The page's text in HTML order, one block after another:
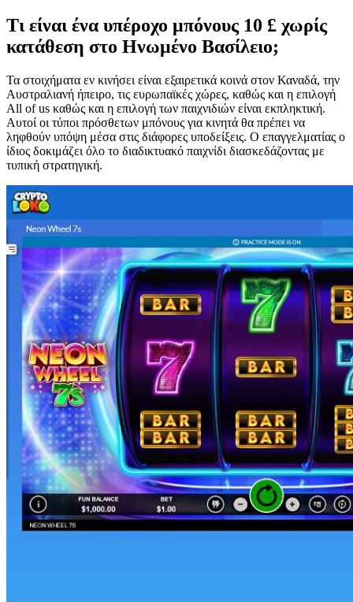
Τι είναι ένα υπέροχο μπόνους 10 £ χωρίς
κατάθεση στο Ηνωμένο Βασίλειο;
Τα στοιχήματα εν κινήσει είναι εξαιρετικά κοινά στον Καναδά, την
Αυστραλιανή ήπειρο, τις ευρωπαϊκές χώρες, καθώς και η επιλογή
All of us καθώς και η επιλογή των παιχνιδιών είναι εκπληκτική.
Αυτοί οι τύποι πρόσθετων μπόνους για κινητά θα πρέπει να
ληφθούν υπόψη μέσα στις διάφορες υποδείξεις. Ο επαγγελματίας ο
ίδιος δοκιμάζει όλο το διαδικτυακό παιχνίδι διασκεδάζοντας με
τυπική στρατηγική.